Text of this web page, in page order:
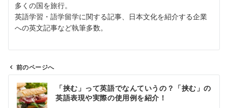
多くの国を旅行。
英語学習・語学留学に関する記事、日本文化を紹介する企業
への英文記事など執筆多数。
前のページへ
「挟む」って英語でなんていうの？「挟む」の
英語表現や実際の使用例を紹介！